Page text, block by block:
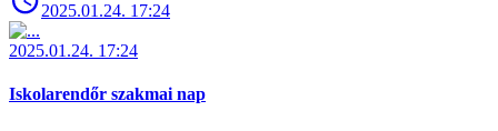
2025.01.24. 17:24
2025.01.24. 17:24
Iskolarendőr szakmai nap